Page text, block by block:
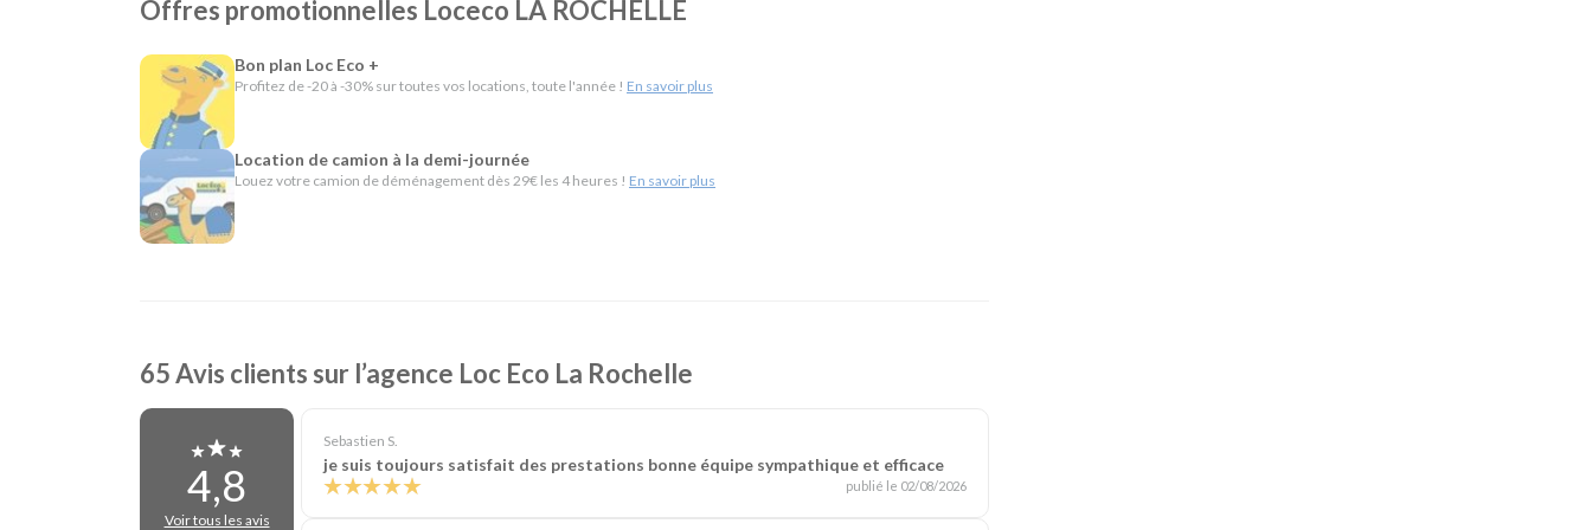
Catégories de voitures : Citadines
Catégories d'utilitaires :Camions de déménagement -Frigorifiques-Véhicules de société
chantier
Offres promotionnelles Loceco LA ROCHELLE
Bon plan Loc Eco +
Profitez de -20 à -30% sur toutes vos locations, toute l'année ! En savoir plus
Location de camion à la demi-journée
Louez votre camion de déménagement dès 29€ les 4 heures ! En savoir plus
65 Avis clients sur l’agence Loc Eco La Rochelle
4,8
Voir tous les avis
Sebastien S.
je suis toujours satisfait des prestations bonne équipe sympathique et efficace
publié le 02/08/2026